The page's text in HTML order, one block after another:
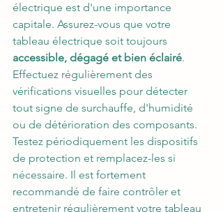
électrique est d'une importance
capitale. Assurez-vous que votre
tableau électrique soit toujours
accessible, dégagé et bien éclairé.
Effectuez régulièrement des
vérifications visuelles pour détecter
tout signe de surchauffe, d'humidité
ou de détérioration des composants.
Testez périodiquement les dispositifs
de protection et remplacez-les si
nécessaire. Il est fortement
recommandé de faire contrôler et
entretenir régulièrement votre tableau